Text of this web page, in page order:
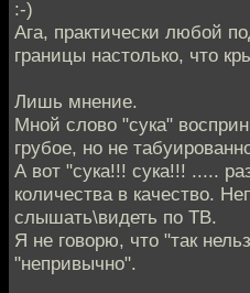
:-)
Ага, практически любой
границы настолько, что
Лишь мнение.
Мной слово "сука"
грубое, но не
А вот "сука!!! сука!!! .....
количества в качество.
слышать\видеть по ТВ.
Я не говорю, что "так
"непривычно".